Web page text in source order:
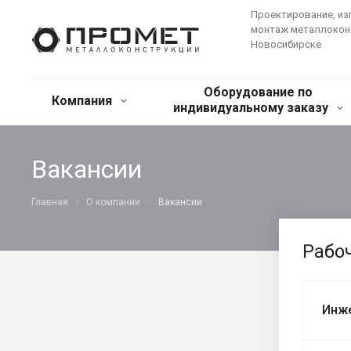
Проектирование,
монтаж
Новосибирске
Компания
Оборудование по
индивидуальному заказу
Вакансии
Главная О компании Вакансии